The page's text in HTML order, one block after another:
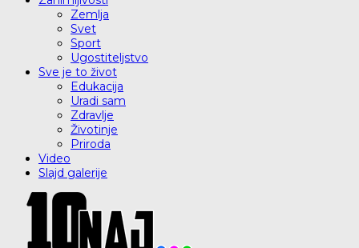
Zemlja
Svet
Sport
Ugostiteljstvo
Sve je to život
Edukacija
Uradi sam
Zdravlje
Životinje
Priroda
Video
Slajd galerije